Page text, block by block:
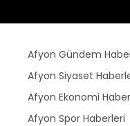
Afyon Gündem
Afyon Siyaset
Afyon Ekonomi
Afyon Spor Haberleri